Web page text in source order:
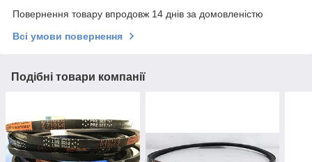
Повернення товару впродовж 14 днів за домовленістю
Всі умови повернення
Подібні товари компанії